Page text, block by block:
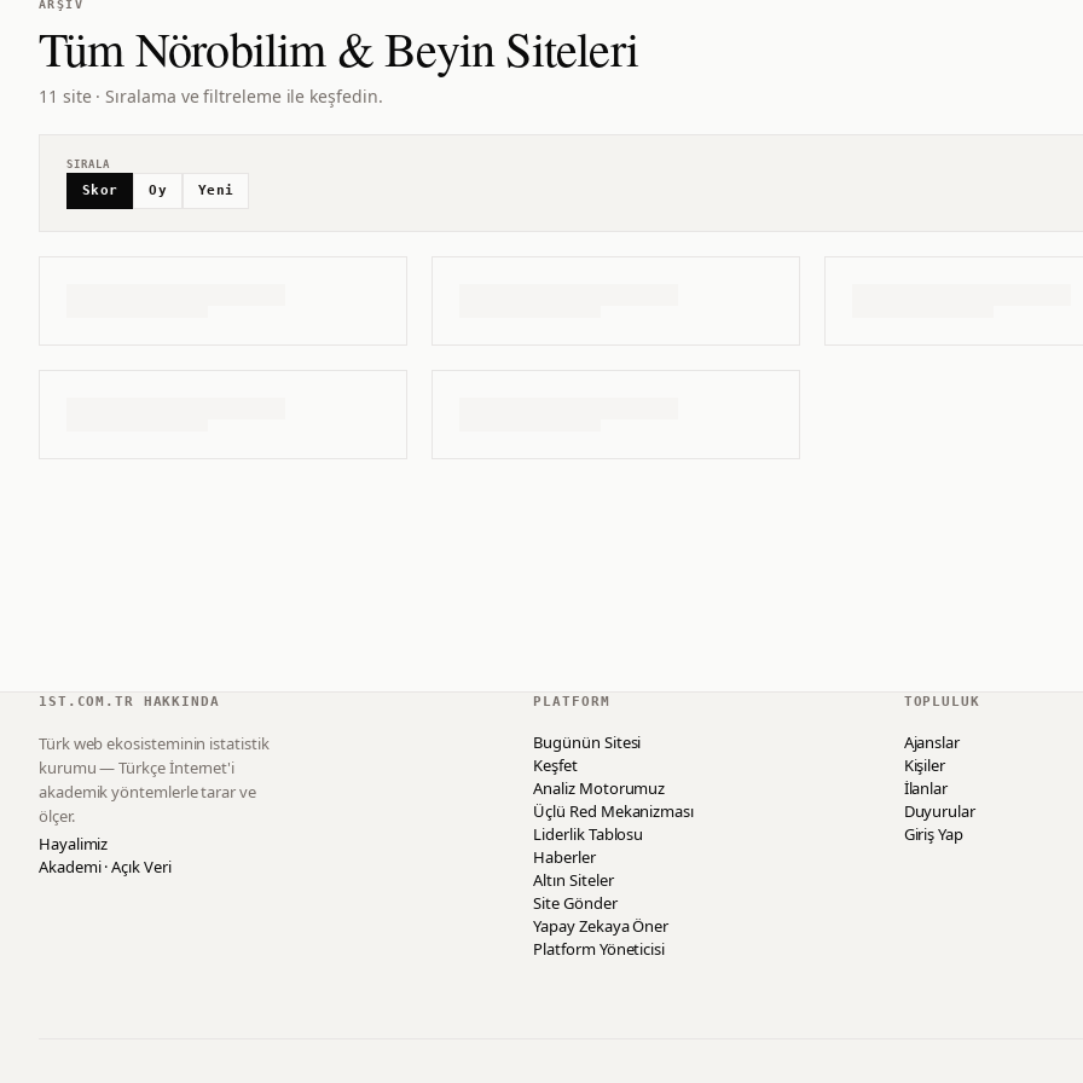
ARŞIV
TümNörobilim & BeyinSiteleri
11 site · Sıralama ve filtreleme ile keşfedin.
SIRALA
Skor Oy Yeni
1ST.COM.TR HAKKINDA
Türk web ekosisteminin istatistik
kurumu — Türkçe İnternet'i
akademik yöntemlerle tarar ve
ölçer.
Hayalimiz
Akademi · Açık Veri
PLATFORM
Bugünün Sitesi
Keşfet
Analiz Motorumuz
Üçlü Red Mekanizması
Liderlik Tablosu
Haberler
Altın Siteler
Site Gönder
Yapay Zekaya Öner
Platform Yöneticisi
TOPLULUK
Ajanslar
Kişiler
İlanlar
Duyurular
Giriş Yap